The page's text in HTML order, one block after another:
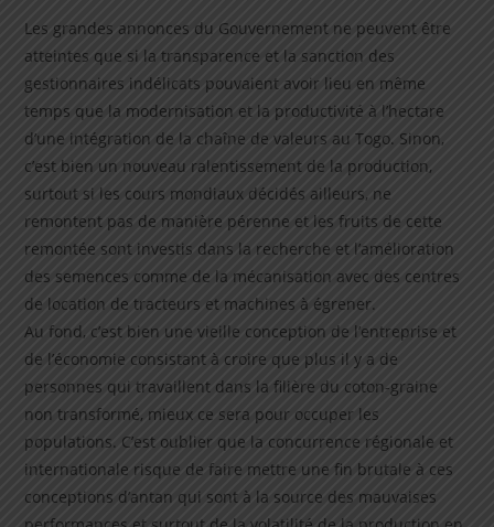
Les grandes annonces du Gouvernement ne peuvent être
atteintes que si la transparence et la sanction des
gestionnaires indélicats pouvaient avoir lieu en même
temps que la modernisation et la productivité à l’hectare
d’une intégration de la chaîne de valeurs au Togo. Sinon,
c’est bien un nouveau ralentissement de la production,
surtout si les cours mondiaux décidés ailleurs, ne
remontent pas de manière pérenne et les fruits de cette
remontée sont investis dans la recherche et l’amélioration
des semences comme de la mécanisation avec des centres
de location de tracteurs et machines à égrener.
Au fond, c’est bien une vieille conception de l’entreprise et
de l’économie consistant à croire que plus il y a de
personnes qui travaillent dans la filière du coton-graine
non transformé, mieux ce sera pour occuper les
populations. C’est oublier que la concurrence régionale et
internationale risque de faire mettre une fin brutale à ces
conceptions d’antan qui sont à la source des mauvaises